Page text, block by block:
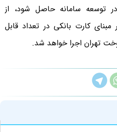
توسعه سامانه حاصل شود، از
کارت بانکی در تعداد قابل
تهران اجرا خواهد شد.